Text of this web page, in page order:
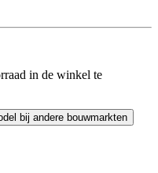
in de winkel te
bij andere bouwmarkten